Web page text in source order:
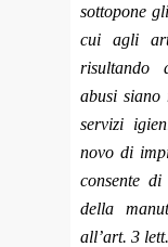
sottopone
cui agli
risultando
abusi siano
servizi
novo di
consente
della
all’art. 3